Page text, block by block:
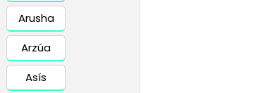
Arusha
Arzúa
Asís